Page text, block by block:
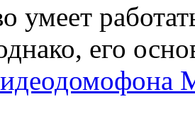
умеет
его